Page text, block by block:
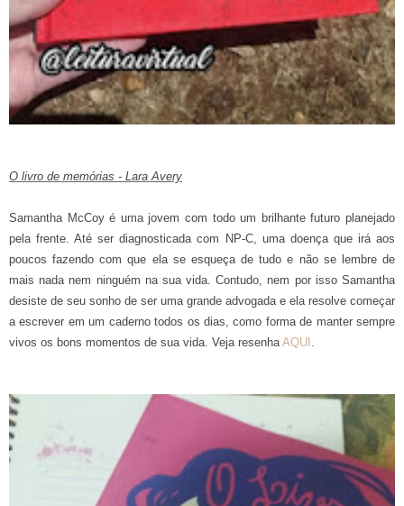
O livro de memórias - Lara Avery
Samantha McCoy é uma jovem com todo um brilhante futuro planejado
pela frente. Até ser diagnosticada com NP-C, uma doença que irá aos
poucos fazendo com que ela se esqueça de tudo e não se lembre de
mais nada nem ninguém na sua vida. Contudo, nem por isso Samantha
desiste de seu sonho de ser uma grande advogada e ela resolve começar
a escrever em um caderno todos os dias, como forma de manter sempre
vivos os bons momentos de sua vida. Veja resenha AQUI